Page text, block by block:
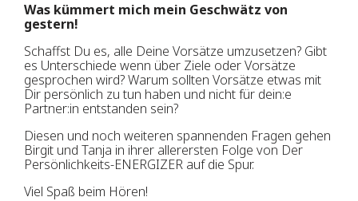
Was kümmert mich mein Geschwätz von
gestern!
Schaffst Du es, alle Deine Vorsätze umzusetzen? Gibt
es Unterschiede wenn über Ziele oder Vorsätze
gesprochen wird? Warum sollten Vorsätze etwas mit
Dir persönlich zu tun haben und nicht für dein:e
Partner:in entstanden sein?
Diesen und noch weiteren spannenden Fragen gehen
Birgit und Tanja in ihrer allerersten Folge von Der
Persönlichkeits-ENERGIZER auf die Spur.
Viel Spaß beim Hören!